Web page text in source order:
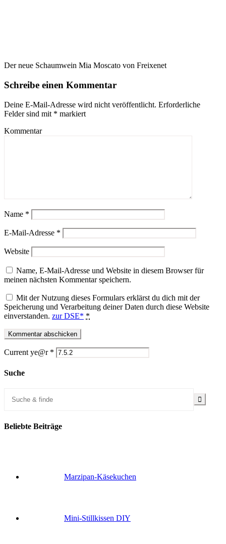
Der neue Schaumwein Mia Moscato von Freixenet
Schreibe einen Kommentar
Deine E-Mail-Adresse wird nicht veröffentlicht. Erforderliche
Felder sind mit * markiert
Kommentar
Name *
E-Mail-Adresse *
Website
Name, E-Mail-Adresse und Website in diesem Browser für
meinen nächsten Kommentar speichern.
Mit der Nutzung dieses Formulars erklärst du dich mit der
Speicherung und Verarbeitung deiner Daten durch diese Website
einverstanden. zur DSE* *
Current ye@r *
Suche
Beliebte Beiträge
Marzipan-Käsekuchen
Mini-Stillkissen DIY